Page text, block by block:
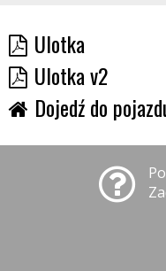
Ulotka
Ulotka v2
Dojedź do